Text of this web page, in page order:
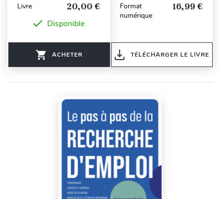
Livre 20,00 €
Disponible
ACHETER
Format
numérique
16,99 €
TÉLÉCHARGER LE LIVRE